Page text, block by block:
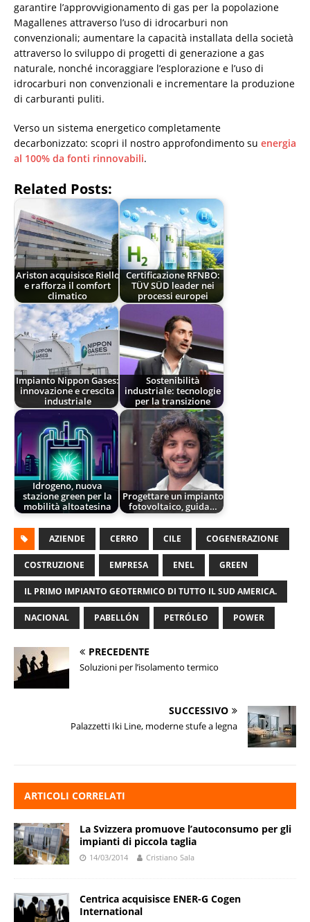
garantire l’approvvigionamento di gas per la popolazione
Magallenes attraverso l’uso di idrocarburi non
convenzionali; aumentare la capacità installata della società
attraverso lo sviluppo di progetti di generazione a gas
naturale, nonché incoraggiare l’esplorazione e l’uso di
idrocarburi non convenzionali e incrementare la produzione
di carburanti puliti.
Verso un sistema energetico completamente
decarbonizzato: scopri il nostro approfondimento su energia
al 100% da fonti rinnovabili.
Related Posts:
Ariston acquisisce Riello
e rafforza il comfort
climatico
Certificazione RFNBO:
TÜV SÜD leader nei
processi europei
Impianto Nippon Gases:
innovazione e crescita
industriale
Sostenibilità
industriale: tecnologie
per la transizione
Idrogeno, nuova
stazione green per la
mobilità altoatesina
Progettare un impianto
fotovoltaico, guida…
AZIENDE CERRO CILE COGENERAZIONE
COSTRUZIONE EMPRESA ENEL GREEN
IL PRIMO IMPIANTO GEOTERMICO DI TUTTO IL SUD AMERICA.
NACIONAL PABELLÓN PETRÓLEO POWER
PRECEDENTE
Soluzioni per l’isolamento termico
SUCCESSIVO
Palazzetti Iki Line, moderne stufe a legna
ARTICOLI CORRELATI
La Svizzera promuove l’autoconsumo per gli
impianti di piccola taglia
14/03/2014 Cristiano Sala
Centrica acquisisce ENER-G Cogen
International